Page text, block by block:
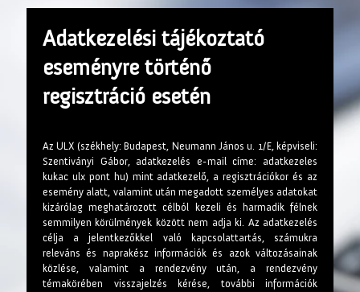
Adatkezelési tájékoztató
eseményre történő
regisztráció esetén
Az ULX (székhely: Budapest, Neumann János u. 1/E, képviseli:
Szentiványi Gábor, adatkezelés e-mail címe: adatkezeles
kukac ulx pont hu) mint adatkezelő, a regisztrációkor és az
esemény alatt, valamint után megadott személyes adatokat
kizárólag meghatározott célból kezeli és harmadik félnek
semmilyen körülmények között nem adja ki. Az adatkezelés
célja a jelentkezőkkel való kapcsolattartás, számukra
releváns és naprakész információk és azok változásainak
közlése, valamint a rendezvény után, a rendezvény
témakörében visszajelzés kérése, további információk